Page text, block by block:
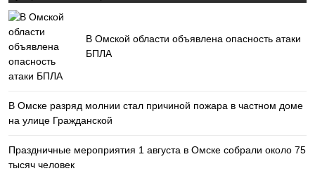
В Омской области объявлена опасность атаки
БПЛА
В Омске разряд молнии стал причиной пожара в частном доме
на улице Гражданской
Праздничные мероприятия 1 августа в Омске собрали около 75
тысяч человек